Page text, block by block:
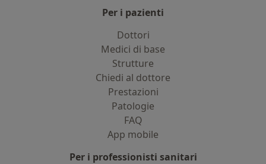
Per i pazienti
Dottori
Medici di base
Strutture
Chiedi al dottore
Prestazioni
Patologie
FAQ
App mobile
Per i professionisti sanitari